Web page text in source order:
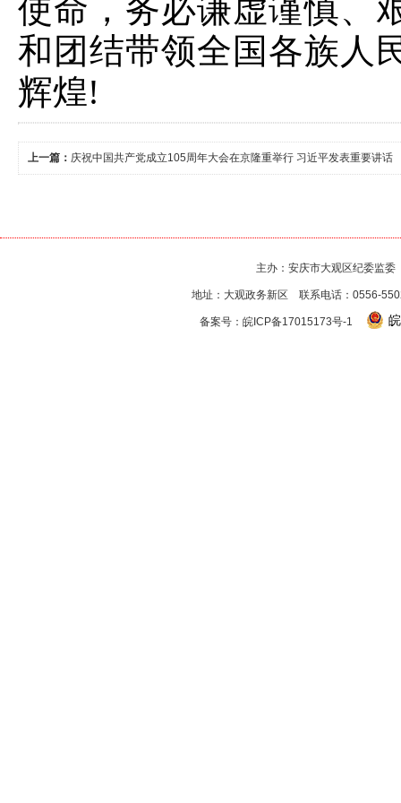
使命，务必谦虚谨慎、
和团结带领全国各族人
辉煌!
上一篇： 庆祝中国共产党成立105周年大会在京隆重举行 习近平发表重要讲话
主办：安庆市大观区纪委监
地址：大观政务新区 联系电话：0556-
备案号： 皖ICP备17015173号-1